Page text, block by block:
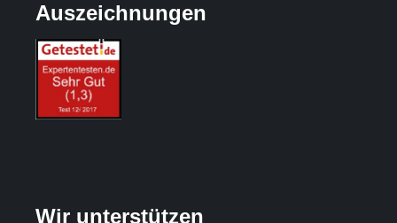
Auszeichnungen
Wir unterstützen